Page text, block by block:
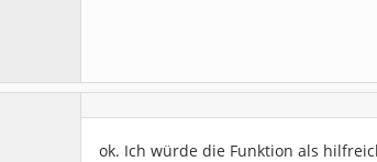
ok. Ich würde die Funktion als